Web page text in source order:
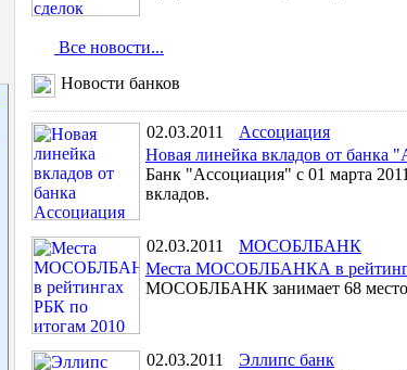
Все новости...
Новости банков
02.03.2011
Ассоциация
Новая линейка вкладов от банка
Банк "Ассоциация" с 01 марта
вкладов.
02.03.2011
МОСОБЛБАНК
Места МОСОБЛБАНКА в
МОСОБЛБАНК занимает 68 место
02.03.2011
Эллипс банк